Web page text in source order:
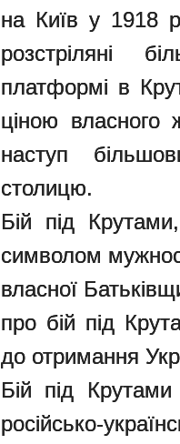
на Київ у 1918
розстріляні
платформі в
ціною власного
наступ
столицю.
Бій під
символом
власної
про бій під
до отримання
Бій під
російсько-